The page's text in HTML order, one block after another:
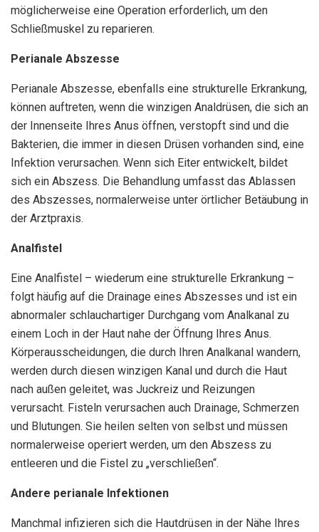
möglicherweise eine Operation erforderlich, um den
Schließmuskel zu reparieren.
Perianale Abszesse
Perianale Abszesse, ebenfalls eine strukturelle Erkrankung,
können auftreten, wenn die winzigen Analdrüsen, die sich an
der Innenseite Ihres Anus öffnen, verstopft sind und die
Bakterien, die immer in diesen Drüsen vorhanden sind, eine
Infektion verursachen. Wenn sich Eiter entwickelt, bildet
sich ein Abszess. Die Behandlung umfasst das Ablassen
des Abszesses, normalerweise unter örtlicher Betäubung in
der Arztpraxis.
Analfistel
Eine Analfistel – wiederum eine strukturelle Erkrankung –
folgt häufig auf die Drainage eines Abszesses und ist ein
abnormaler schlauchartiger Durchgang vom Analkanal zu
einem Loch in der Haut nahe der Öffnung Ihres Anus.
Körperausscheidungen, die durch Ihren Analkanal wandern,
werden durch diesen winzigen Kanal und durch die Haut
nach außen geleitet, was Juckreiz und Reizungen
verursacht. Fisteln verursachen auch Drainage, Schmerzen
und Blutungen. Sie heilen selten von selbst und müssen
normalerweise operiert werden, um den Abszess zu
entleeren und die Fistel zu „verschließen“.
Andere perianale Infektionen
Manchmal infizieren sich die Hautdrüsen in der Nähe Ihres